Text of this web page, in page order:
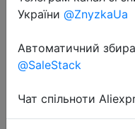
Backlight
Assistant
України @ZnyzkaUa
Автоматичний
@SaleStack
Чат спільноти